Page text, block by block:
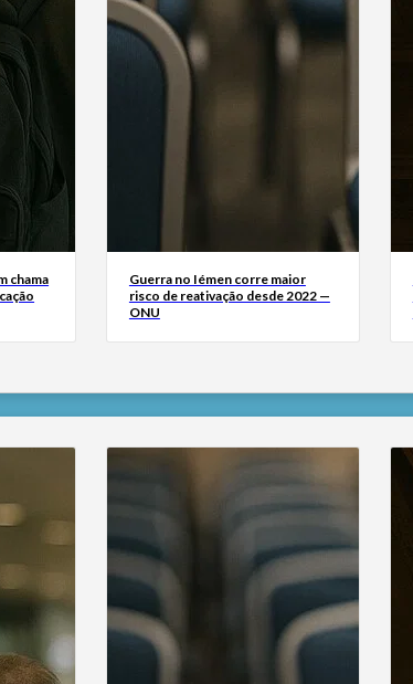
chama
Guerra no Iémen corre maior
risco de reativação desde 2022 —
ONU